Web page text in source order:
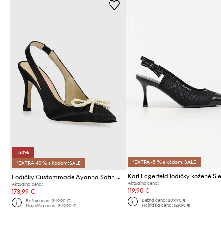
-50%
*EXTRA -10 % s kódom:SALE
Lodičky Custommade Ayanna Satin Pearl
Aktuálna cena:
173,99 €
Bežná cena:349,90 €
Najnižšia cena:349,90 €
*EXTRA -5 % s kódom: SALE
Karl Lagerfeld lodičky kožené
Aktuálna cena:
119,90 €
Bežná cena: 209,90 €
Najnižšia cena: 129,90 €